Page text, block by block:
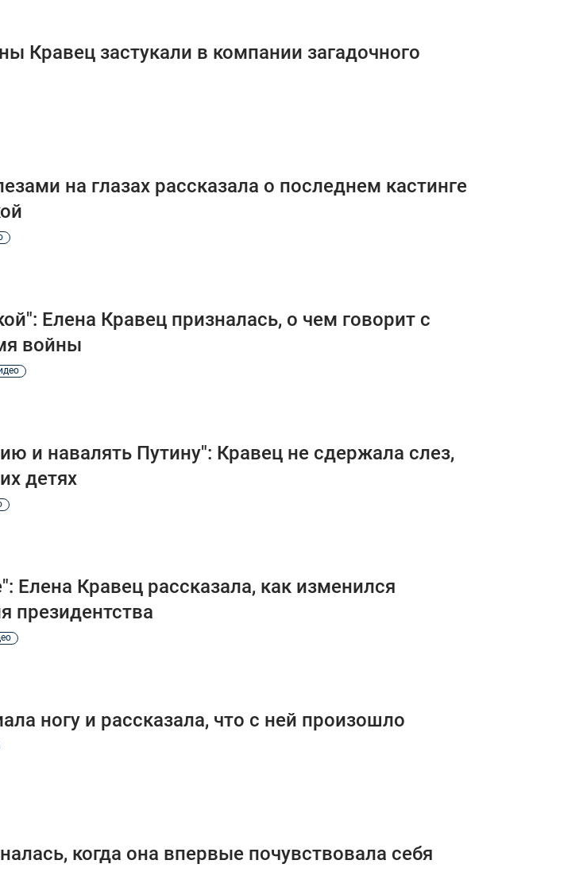
Кравец застукали в компании загадочного
на глазах рассказала о последнем кастинге
Елена Кравец призналась, о чем говорит с
войны
и навалять Путину": Кравец не сдержала слез,
детях
Елена Кравец рассказала, как изменился
президентства
ногу и рассказала, что с ней произошло
когда она впервые почувствовала себя